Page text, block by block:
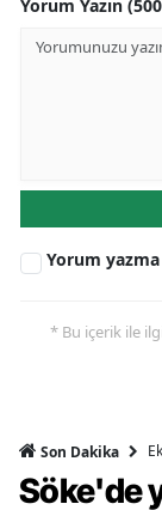
Yorum Yazın
Yorum yazma
* Bu içerik ile
Son Dakika
Söke'de